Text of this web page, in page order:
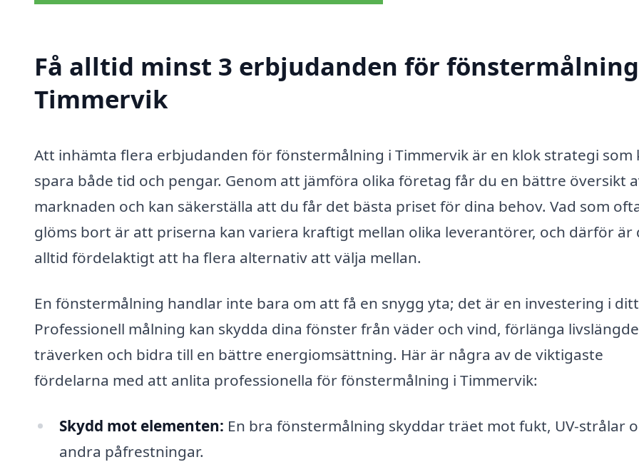
Få alltid minst 3 erbjudanden för
Timmervik
Att inhämta flera erbjudanden för fönstermålning i Timmervik är en klok strategi som
spara både tid och pengar. Genom att jämföra olika företag får du en bättre översikt
marknaden och kan säkerställa att du får det bästa priset för dina behov. Vad som
glöms bort är att priserna kan variera kraftigt mellan olika leverantörer, och därför är
alltid fördelaktigt att ha flera alternativ att välja mellan.
En fönstermålning handlar inte bara om att få en snygg yta; det är en investering i
Professionell målning kan skydda dina fönster från väder och vind, förlänga
träverken och bidra till en bättre energiomsättning. Här är några av de viktigaste
fördelarna med att anlita professionella för fönstermålning i Timmervik:
Skydd mot elementen: En bra fönstermålning skyddar träet mot fukt, UV-strålar
andra påfrestningar.